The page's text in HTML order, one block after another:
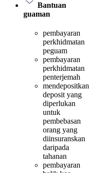
Bantuan
guaman
pembayaran
perkhidmatan
peguam
pembayaran
perkhidmatan
penterjemah
mendepositkan
deposit yang
diperlukan
untuk
pembebasan
orang yang
diinsuranskan
daripada
tahanan
pembayaran